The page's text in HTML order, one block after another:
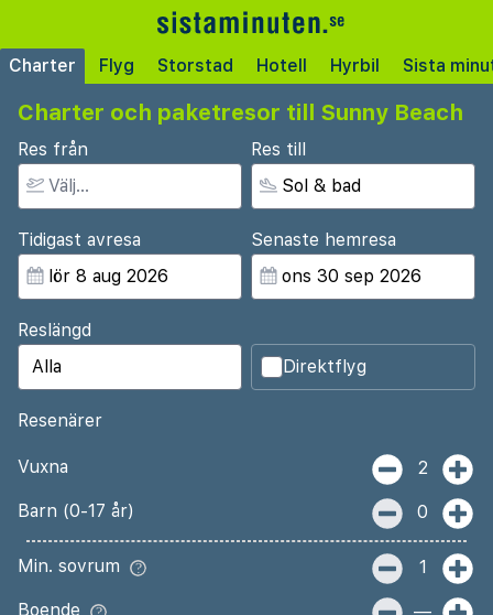
Charter Flyg Storstad Hotell Hyrbil Sista
Charter och paketresor till Sunny Beach
Res från Res till
Tidigast avresa Senaste hemresa
Reslängd
Direktflyg
Resenärer
Vuxna 2
Barn (0-17 år) 0
Min. sovrum 1
Boende